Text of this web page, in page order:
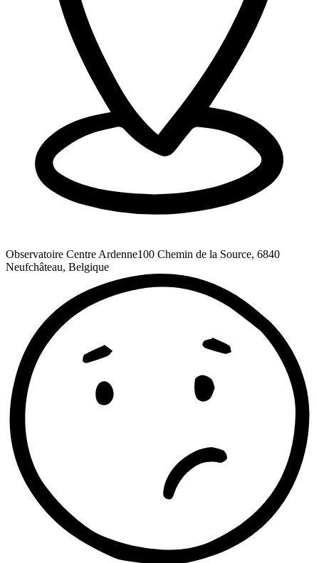
Observatoire Centre Ardenne100 Chemin de la Source, 6840
Neufchâteau, Belgique